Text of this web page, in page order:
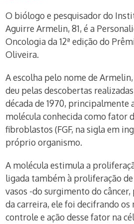
O biólogo e pesquisador do
Aguirre Armelin, 81, é a
Oncologia da 12ª edição do
Oliveira.
A escolha pelo nome de
deu pelas descobertas
década de 1970, principalmente
molécula conhecida como fator
fibroblastos (FGF, na sigla em
próprio organismo.
A molécula estimula a
ligada também à proliferação
vasos -do surgimento do
da carreira, ele foi decifrando os
controle e ação desse fator na